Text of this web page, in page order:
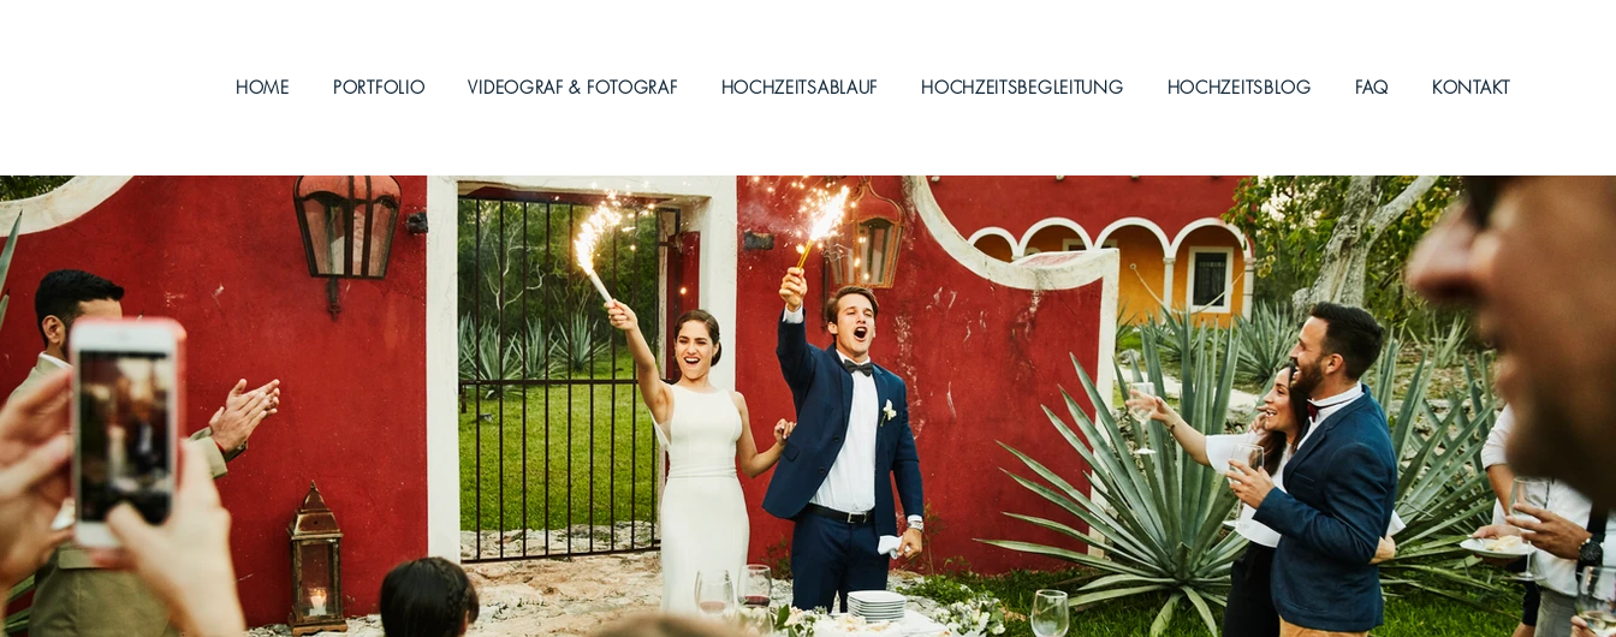
HOME PORTFOLIO VIDEOGRAF & FOTOGRAF HOCHZEITSABLAUF HOCHZEITSBEGLEITUNG HOCHZEITSBLOG FAQ KONTAKT